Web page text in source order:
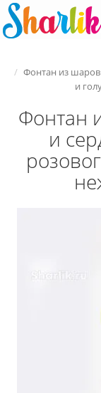
Фонтан из шаров
и
Фонтан
и